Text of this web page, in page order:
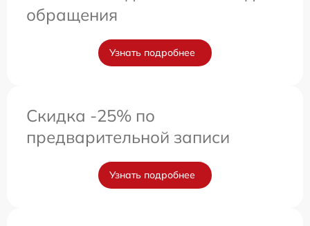
обращения
Узнать подробнее
Скидка -25% по
предварительной записи
Узнать подробнее